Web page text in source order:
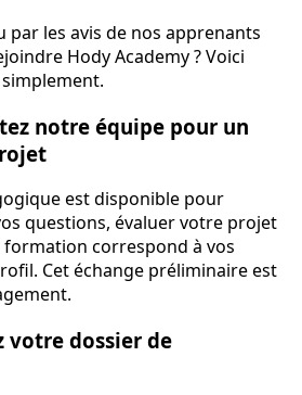
par les avis de nos apprenants
Hody Academy ? Voici
notre équipe pour un
est disponible pour
questions, évaluer votre projet
correspond à vos
Cet échange préliminaire est
votre dossier de